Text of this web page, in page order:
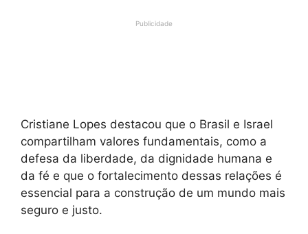
Publicidade
Cristiane Lopes destacou que o Brasil e Israel
compartilham valores fundamentais, como a
defesa da liberdade, da dignidade humana e
da fé e que o fortalecimento dessas relações é
essencial para a construção de um mundo mais
seguro e justo.